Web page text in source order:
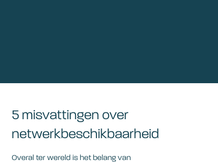
5 misvattingen over
netwerkbeschikbaarheid
Overal ter wereld is het belang van